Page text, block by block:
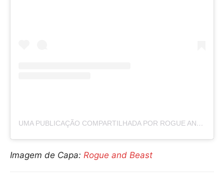
UMA PUBLICAÇÃO COMPARTILHADA POR ROGUE AND BEAST (@ROGUEANDBEAST)
Imagem de Capa: Rogue and Beast